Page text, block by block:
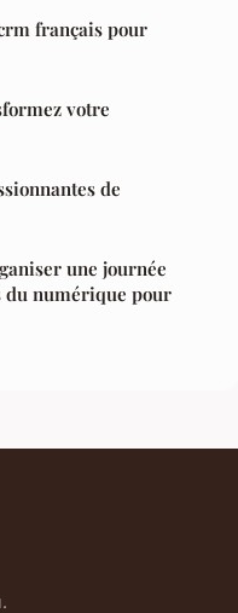
français pour
votre
de
une journée
numérique pour